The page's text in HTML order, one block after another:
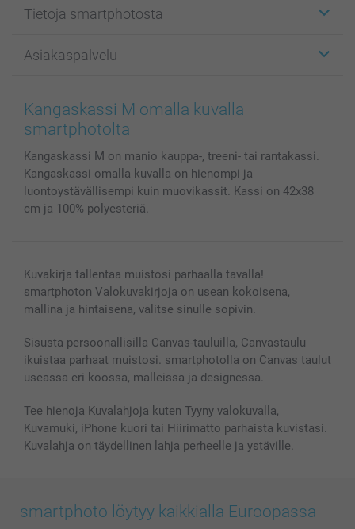
Kuvakortit
Kuvakirjat
Valokuvat, Julisteet & Taskukirjat
Kännykkä & Tabletti
Kuvakalenterit & Päivyrit
Valokuvakehykset & Lisätarvikkeet
Lahjakortti
Tietoja smartphotosta
Affiliate ohjelma
Evästekäytäntö
Sivukartta
Investor Relations
Asiakaspalvelu
100% tyytyväisyystakuu
smartbonus
Tilausten tila
Kangaskassi M omalla kuvalla
smartphotolta
Kangaskassi M on manio kauppa-, treeni- tai rantakassi.
Kangaskassi omalla kuvalla on hienompi ja
luontoystävällisempi kuin muovikassit. Kassi on 42x38
cm ja 100% polyesteriä.
Kuvakirja tallentaa muistosi parhaalla tavalla!
smartphoton Valokuvakirjoja on usean kokoisena,
mallina ja hintaisena, valitse sinulle sopivin.
Sisusta persoonallisilla Canvas-tauluilla, Canvastaulu
ikuistaa parhaat muistosi. smartphotolla on Canvas taulut
useassa eri koossa, malleissa ja designessa.
Tee hienoja Kuvalahjoja kuten Tyyny valokuvalla,
Kuvamuki, iPhone kuori tai Hiirimatto parhaista kuvistasi.
Kuvalahja on täydellinen lahja perheelle ja ystäville.
smartphoto löytyy kaikkialla Euroopassa